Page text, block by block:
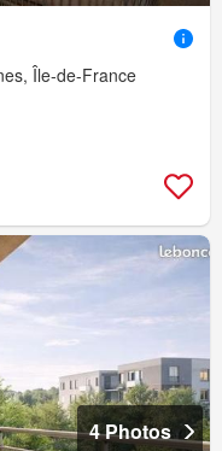
Île-de-France
4 Photos